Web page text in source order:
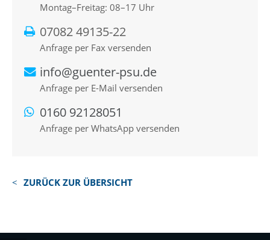
Montag–Freitag: 08–17 Uhr
07082 49135-22
Anfrage per Fax versenden
info@guenter-psu.de
Anfrage per E-Mail versenden
0160 92128051
Anfrage per WhatsApp versenden
ZURÜCK ZUR ÜBERSICHT